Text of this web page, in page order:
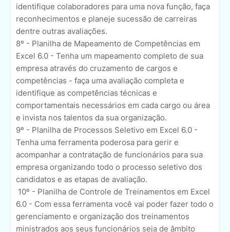
identifique colaboradores para uma nova função, faça
reconhecimentos e planeje sucessão de carreiras
dentre outras avaliações.
8º - Planilha de Mapeamento de Competências em
Excel 6.0 - Tenha um mapeamento completo de sua
empresa através do cruzamento de cargos e
competências - faça uma avaliação completa e
identifique as competências técnicas e
comportamentais necessários em cada cargo ou área
e invista nos talentos da sua organização.
9º - Planilha de Processos Seletivo em Excel 6.0 -
Tenha uma ferramenta poderosa para gerir e
acompanhar a contratação de funcionários para sua
empresa organizando todo o processo seletivo dos
candidatos e as etapas de avaliação.
10º - Planilha de Controle de Treinamentos em Excel
6.0 - Com essa ferramenta você vai poder fazer todo o
gerenciamento e organização dos treinamentos
ministrados aos seus funcionários seja de âmbito